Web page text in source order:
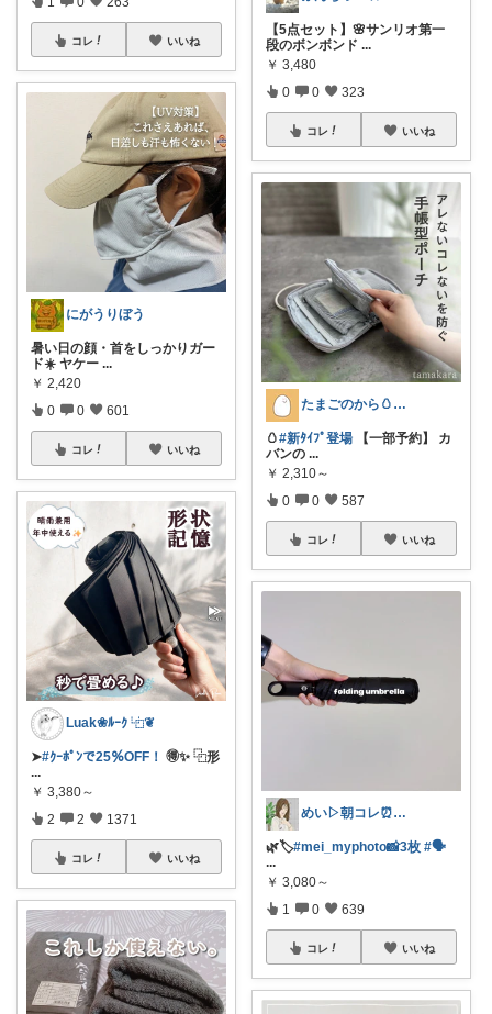
コレ いいね
にがうりぼう
暑い日の顔・首をしっかりガー
ド☀️ ヤケー ...
￥ 2,420
0 0 601
コレ いいね
Luak❀ﾙｰｸ ⿻❦
➤#ｸｰﾎﾟﾝで25％OFF！ 🉐✨ ⿻形
...
￥ 3,380～
2 2 1371
コレ いいね
【5点セット】🌸サンリオ第一
段のボンボンド ...
￥ 3,480
0 0 323
コレ いいね
たまごのから🥚ラクに暮らす┊︎育児
🥚#新ﾀｲﾌﾟ登場 【一部予約】 カ
バンの ...
￥ 2,310～
0 0 587
コレ いいね
めい▷朝コレ⏰コメ挨拶不要🌿
🌿🏷️#mei_myphoto📸3枚 #🗣
...
￥ 3,080～
1 0 639
コレ いいね